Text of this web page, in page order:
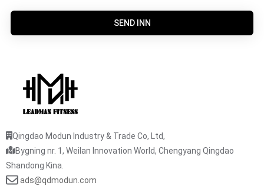
SEND INN
Qingdao Modun Industry & Trade Co, Ltd,
Bygning nr. 1, Weilan Innovation World, Chengyang Qingdao
Shandong Kina.
ads@qdmodun.com